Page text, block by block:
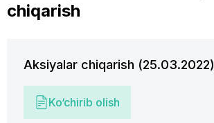
chiqarish
Aksiyalar chiqarish (25.03.2022)
Ko‘chirib olish